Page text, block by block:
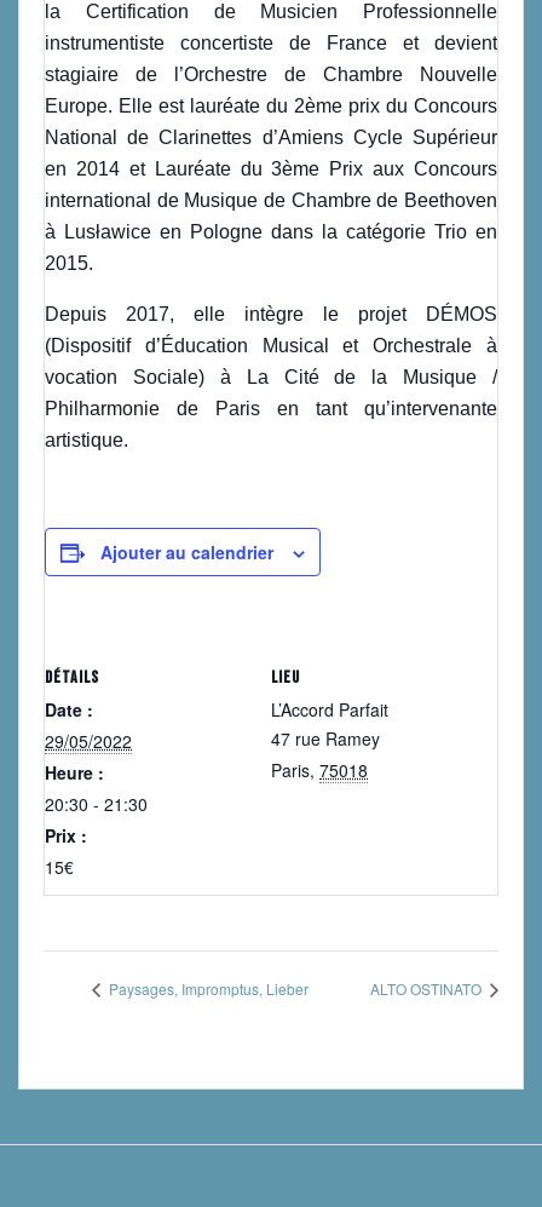
la Certification de Musicien Professionnelle
instrumentiste concertiste de France et devient
stagiaire de l’Orchestre de Chambre Nouvelle
Europe. Elle est lauréate du 2ème prix du Concours
National de Clarinettes d’Amiens Cycle Supérieur
en 2014 et Lauréate du 3ème Prix aux Concours
international de Musique de Chambre de Beethoven
à Lusławice en Pologne dans la catégorie Trio en
2015.
Depuis 2017, elle intègre le projet DÉMOS
(Dispositif d’Éducation Musical et Orchestrale à
vocation Sociale) à La Cité de la Musique /
Philharmonie de Paris en tant qu’intervenante
artistique.
Ajouter au calendrier
DÉTAILS
Date :
29/05/2022
Heure :
20:30 - 21:30
Prix :
15€
LIEU
L’Accord Parfait
47 rue Ramey
Paris, 75018
Paysages, Impromptus, Lieber ALTO OSTINATO